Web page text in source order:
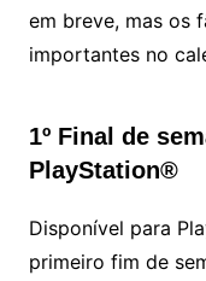
em breve, mas os
importantes no
1º Final de
PlayStation®
Disponível para
primeiro fim de